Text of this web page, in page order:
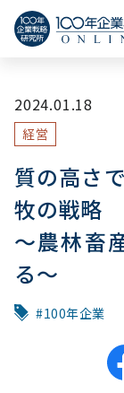
2024.01.18
経営
質の高さ
牧の戦略
〜農林畜
る〜
100年企業